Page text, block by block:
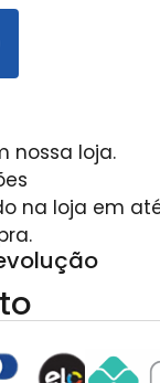
nossa loja.
na loja em